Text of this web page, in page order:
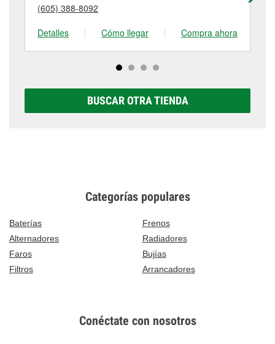
tienda #6740 para obtener más información.
(605) 388-8092
Detalles
| Cómo llegar | Compra ahora
BUSCAR OTRA TIENDA
Categorías populares
Baterías
Frenos
Alternadores
Radiadores
Faros
Bujías
Filtros
Arrancadores
Conéctate con nosotros